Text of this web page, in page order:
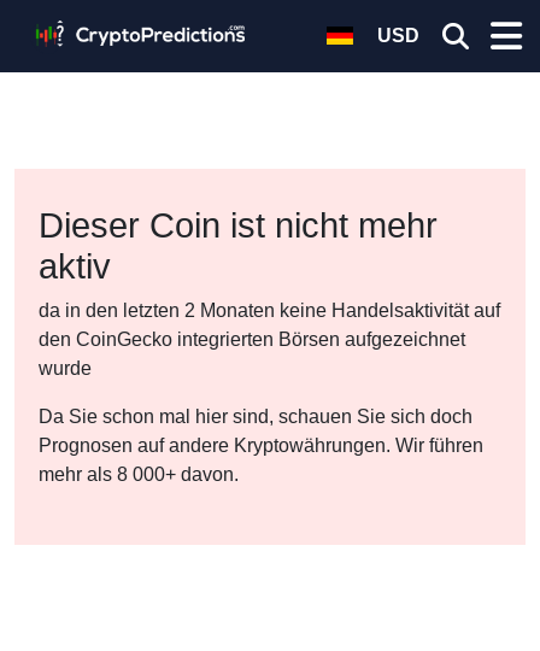
USD
Dieser Coin ist nicht mehr
aktiv
da in den letzten 2 Monaten keine Handelsaktivität auf
den CoinGecko integrierten Börsen aufgezeichnet
wurde
Da Sie schon mal hier sind, schauen Sie sich doch
Prognosen auf andere Kryptowährungen. Wir führen
mehr als 8 000+ davon.